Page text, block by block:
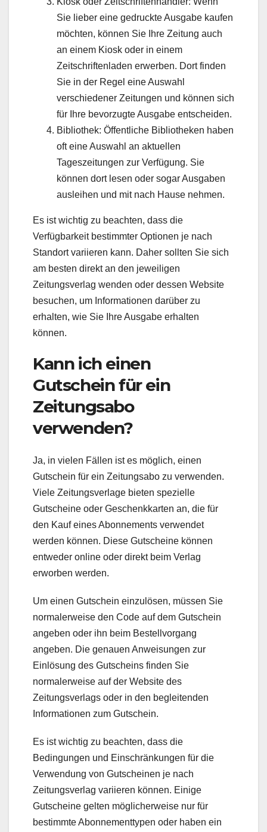
Sie lieber eine gedruckte Ausgabe kaufen
möchten, können Sie Ihre Zeitung auch
an einem Kiosk oder in einem
Zeitschriftenladen erwerben. Dort finden
Sie in der Regel eine Auswahl
verschiedener Zeitungen und können sich
für Ihre bevorzugte Ausgabe entscheiden.
Bibliothek: Öffentliche Bibliotheken haben
oft eine Auswahl an aktuellen
Tageszeitungen zur Verfügung. Sie
können dort lesen oder sogar Ausgaben
ausleihen und mit nach Hause nehmen.
Es ist wichtig zu beachten, dass die
Verfügbarkeit bestimmter Optionen je nach
Standort variieren kann. Daher sollten Sie sich
am besten direkt an den jeweiligen
Zeitungsverlag wenden oder dessen Website
besuchen, um Informationen darüber zu
erhalten, wie Sie Ihre Ausgabe erhalten
können.
Kann ich einen
Gutschein für ein
Zeitungsabo
verwenden?
Ja, in vielen Fällen ist es möglich, einen
Gutschein für ein Zeitungsabo zu verwenden.
Viele Zeitungsverlage bieten spezielle
Gutscheine oder Geschenkkarten an, die für
den Kauf eines Abonnements verwendet
werden können. Diese Gutscheine können
entweder online oder direkt beim Verlag
erworben werden.
Um einen Gutschein einzulösen, müssen Sie
normalerweise den Code auf dem Gutschein
angeben oder ihn beim Bestellvorgang
angeben. Die genauen Anweisungen zur
Einlösung des Gutscheins finden Sie
normalerweise auf der Website des
Zeitungsverlags oder in den begleitenden
Informationen zum Gutschein.
Es ist wichtig zu beachten, dass die
Bedingungen und Einschränkungen für die
Verwendung von Gutscheinen je nach
Zeitungsverlag variieren können. Einige
Gutscheine gelten möglicherweise nur für
bestimmte Abonnementtypen oder haben ein